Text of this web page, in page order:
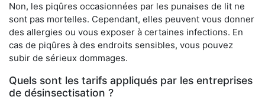
Non, les piqûres occasionnées par les punaises de lit ne
sont pas mortelles. Cependant, elles peuvent vous donner
des allergies ou vous exposer à certaines infections. En
cas de piqûres à des endroits sensibles, vous pouvez
subir de sérieux dommages.
Quels sont les tarifs appliqués par les entreprises
de désinsectisation ?